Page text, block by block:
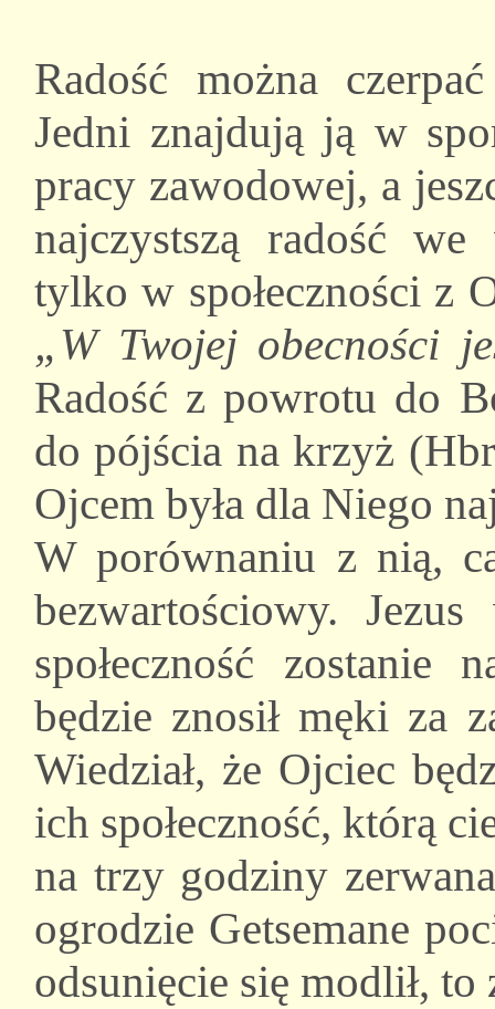
Radość można
Jedni znajdują ją w
pracy zawodowej, a
najczystszą radość we
tylko w społeczności z
„W Twojej obecności
Radość z powrotu do
do pójścia na krzyż
Ojcem była dla Niego
W porównaniu z nią,
bezwartościowy.
społeczność
będzie znosił męki za
Wiedział, że Ojciec
ich społeczność, którą
na trzy godziny
ogrodzie Getsemane
odsunięcie się modlił, to